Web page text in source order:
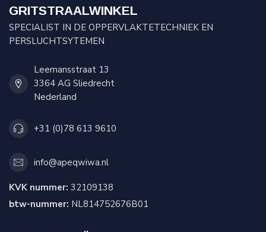
GRITSTRAALWINKEL
SPECIALIST IN DE OPPERVLAKTETECHNIEK EN
PERSLUCHTSYTEMEN
Leemansstraat 13
3364 AG Sliedrecht
Nederland
+31 (0)78 613 9610
info@apeqwiwa.nl
KVK nummer: 32109138
btw-nummer: NL814752676B01